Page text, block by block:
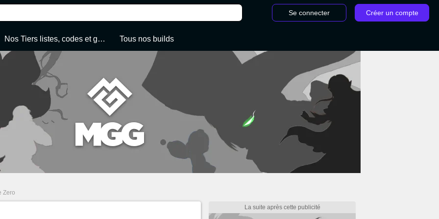
Se connecter Créer un compte
Nos Tiers listes, codes et guides de jeu Tous nos builds
Zero